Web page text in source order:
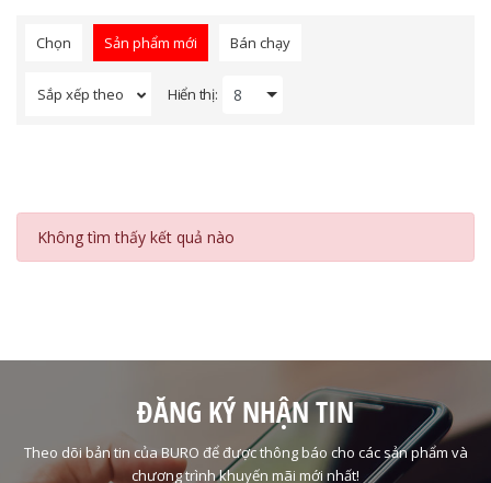
sản phẩm của công ty chuyên về Máy Móc và vật tư sử dụng
trong công cuộc thi công và Chống Thấm và xây dựng cho mọi
công trình. Trải qua hơn 5 năm phát triển, Công Ty luôn lấy
Chọn Sản phẩm mới Bán chạy
Sắp xếp theo Hiển thị:
Không tìm thấy kết quả nào
ĐĂNG KÝ NHẬN TIN
Theo dõi bản tin của BURO để được thông báo cho các sản phẩm và
chương trình khuyến mãi mới nhất!